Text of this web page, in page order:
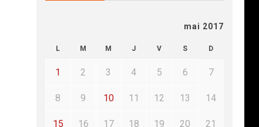
mai 2017
L M M J V S D
1 2 3 4 5 6 7
8 9 10 11 12 13 14
15 16 17 18 19 20 21